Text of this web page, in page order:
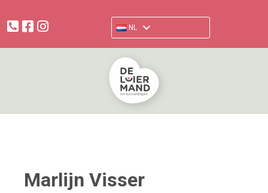
facebook.com/verloskundigendeluiermand
www.instagram.com/deluiermand
NL
Marlijn Visser